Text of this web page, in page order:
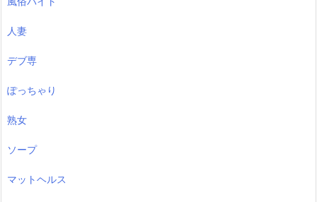
人妻
デブ専
ぽっちゃり
熟女
ソープ
マットヘルス